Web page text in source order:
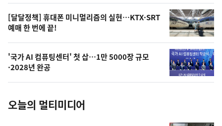
오
늘
의
사
진
[달달정책] 휴대폰 미니멀리즘의 실현…KTX·SRT
예매 한 번에 끝!
'국가 AI 컴퓨팅센터' 첫 삽…1만 5000장 규모
·2028년 완공
오늘의 멀티미디어